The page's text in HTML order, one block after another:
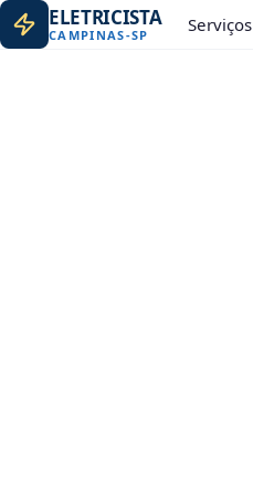
ELETRICISTA
CAMPINAS-SP Serviços